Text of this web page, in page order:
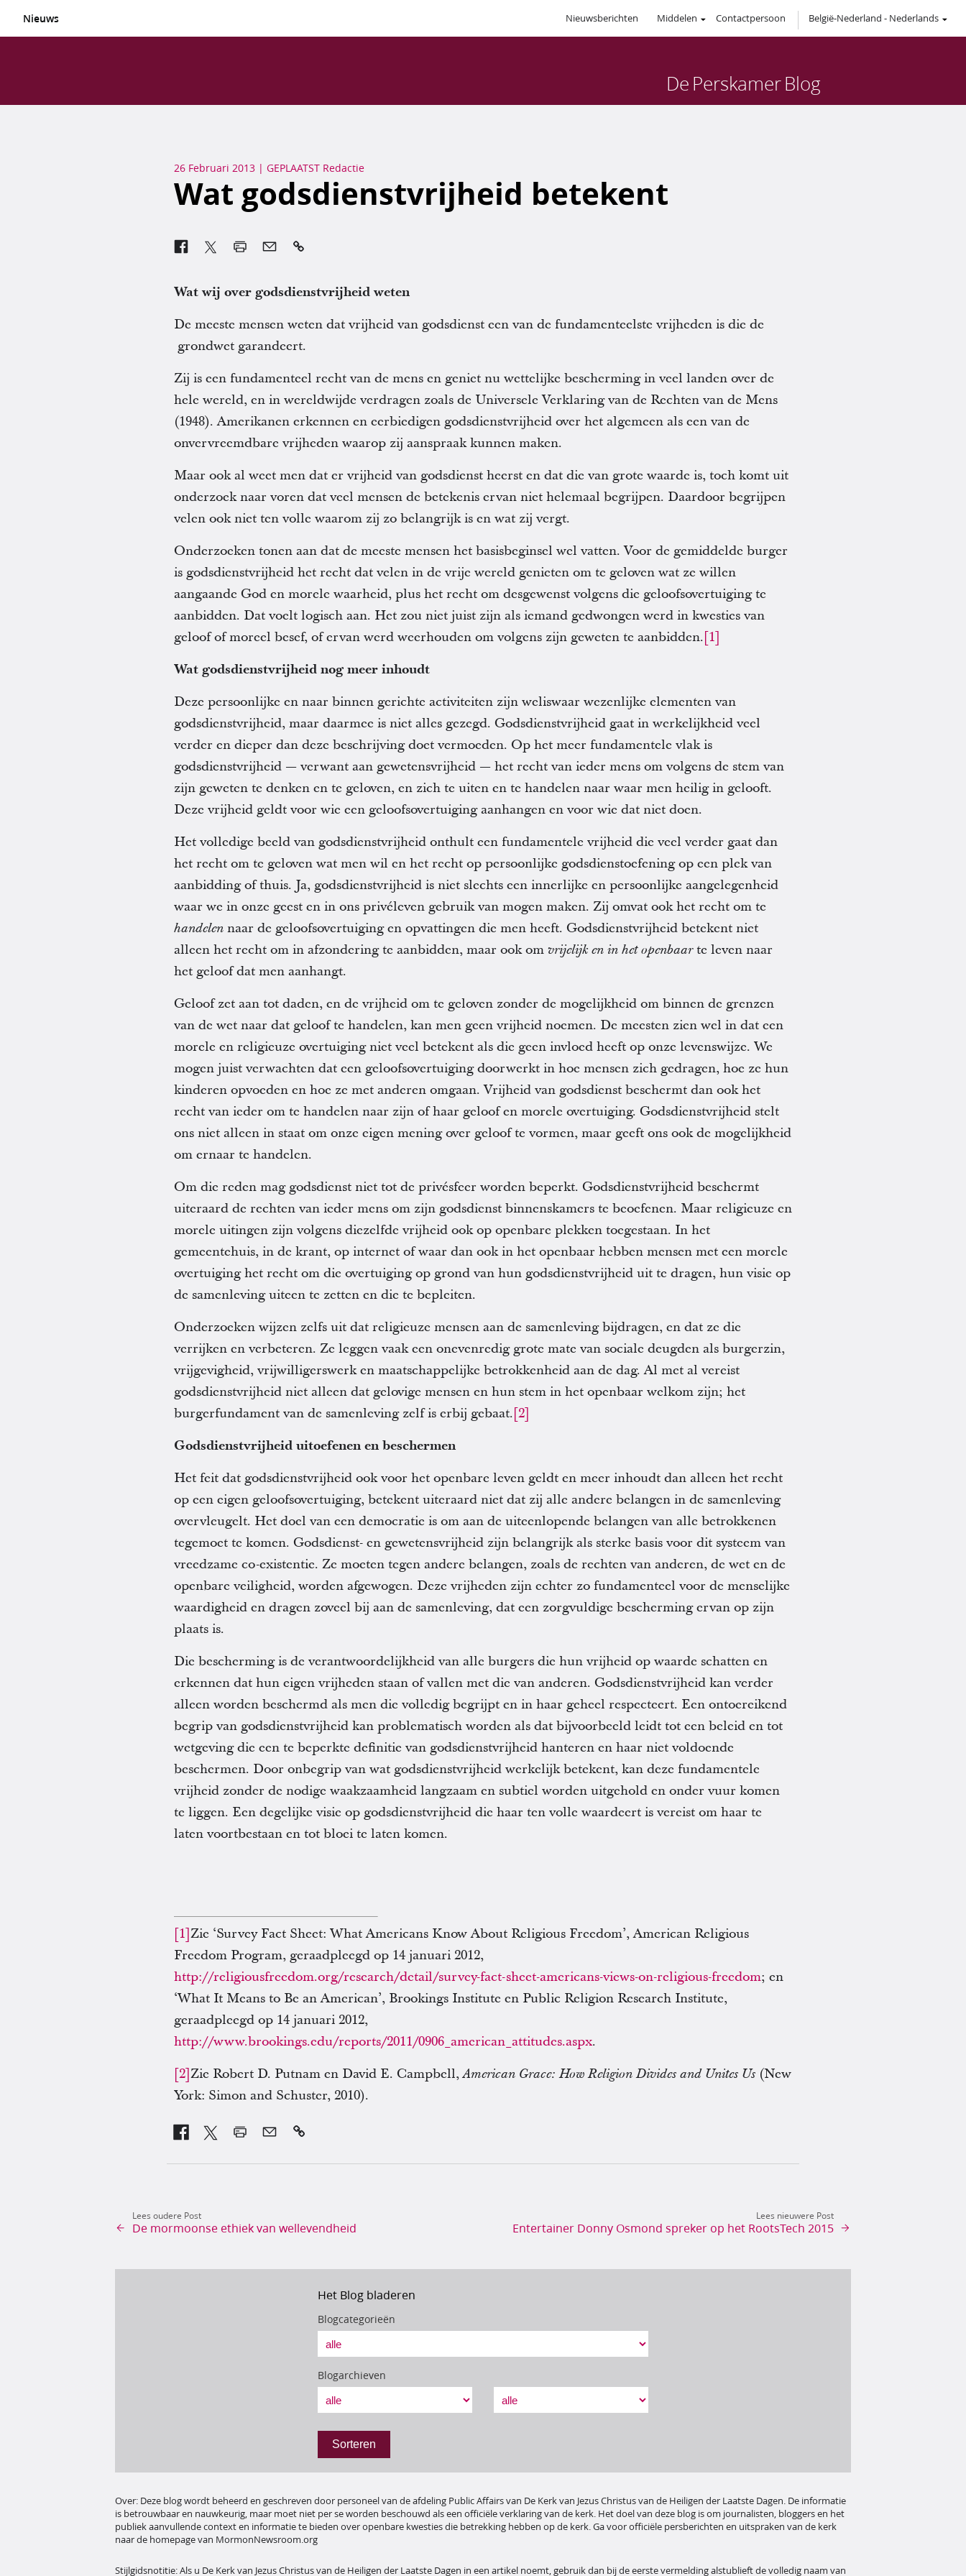
Nieuws Nieuwsberichten Middelen Contactpersoon België-Nederland - Nederlands
DePerskamerBlog
26 Februari 2013| GEPLAATST Redactie
Wat godsdienstvrijheid betekent

Wat wij over godsdienstvrijheid weten
De meeste mensen weten dat vrijheid van godsdienst een van de fundamenteelste vrijheden is die de
grondwet garandeert.
Zij is een fundamenteel recht van de mens en geniet nu wettelijke bescherming in veel landen over de
hele wereld, en in wereldwijde verdragen zoals de Universele Verklaring van de Rechten van de Mens
(1948). Amerikanen erkennen en eerbiedigen godsdienstvrijheid over het algemeen als een van de
onvervreemdbare vrijheden waarop zij aanspraak kunnen maken.
Maar ook al weet men dat er vrijheid van godsdienst heerst en dat die van grote waarde is, toch komt uit
onderzoek naar voren dat veel mensen de betekenis ervan niet helemaal begrijpen. Daardoor begrijpen
velen ook niet ten volle waarom zij zo belangrijk is en wat zij vergt.
Onderzoeken tonen aan dat de meeste mensen het basisbeginsel wel vatten. Voor de gemiddelde burger
is godsdienstvrijheid het recht dat velen in de vrije wereld genieten om te geloven wat ze willen
aangaande God en morele waarheid, plus het recht om desgewenst volgens die geloofsovertuiging te
aanbidden. Dat voelt logisch aan. Het zou niet juist zijn als iemand gedwongen werd in kwesties van
geloof of moreel besef, of ervan werd weerhouden om volgens zijn geweten te aanbidden.[1]
Wat godsdienstvrijheid nog meer inhoudt
Deze persoonlijke en naar binnen gerichte activiteiten zijn weliswaar wezenlijke elementen van
godsdienstvrijheid, maar daarmee is niet alles gezegd. Godsdienstvrijheid gaat in werkelijkheid veel
verder en dieper dan deze beschrijving doet vermoeden. Op het meer fundamentele vlak is
godsdienstvrijheid — verwant aan gewetensvrijheid — het recht van ieder mens om volgens de stem van
zijn geweten te denken en te geloven, en zich te uiten en te handelen naar waar men heilig in gelooft.
Deze vrijheid geldt voor wie een geloofsovertuiging aanhangen en voor wie dat niet doen.
Het volledige beeld van godsdienstvrijheid onthult een fundamentele vrijheid die veel verder gaat dan
het recht om te geloven wat men wil en het recht op persoonlijke godsdienstoefening op een plek van
aanbidding of thuis. Ja, godsdienstvrijheid is niet slechts een innerlijke en persoonlijke aangelegenheid
waar we in onze geest en in ons privéleven gebruik van mogen maken. Zij omvat ook het recht om te
handelennaar de geloofsovertuiging en opvattingen die men heeft. Godsdienstvrijheid betekent niet
alleen het recht om in afzondering te aanbidden, maar ook om vrijelijk en in het openbaarte leven naar
het geloof dat men aanhangt.
Geloof zet aan tot daden, en de vrijheid om te geloven zonder de mogelijkheid om binnen de grenzen
van de wet naar dat geloof te handelen, kan men geen vrijheid noemen. De meesten zien wel in dat een
morele en religieuze overtuiging niet veel betekent als die geen invloed heeft op onze levenswijze. We
mogen juist verwachten dat een geloofsovertuiging doorwerkt in hoe mensen zich gedragen, hoe ze hun
kinderen opvoeden en hoe ze met anderen omgaan. Vrijheid van godsdienst beschermt dan ook het
recht van ieder om te handelen naar zijn of haar geloof en morele overtuiging. Godsdienstvrijheid stelt
ons niet alleen in staat om onze eigen mening over geloof te vormen, maar geeft ons ook de mogelijkheid
om ernaar te handelen.
Om die reden mag godsdienst niet tot de privésfeer worden beperkt. Godsdienstvrijheid beschermt
uiteraard de rechten van ieder mens om zijn godsdienst binnenskamers te beoefenen. Maar religieuze en
morele uitingen zijn volgens diezelfde vrijheid ook op openbare plekken toegestaan. In het
gemeentehuis, in de krant, op internet of waar dan ook in het openbaar hebben mensen met een morele
overtuiging het recht om die overtuiging op grond van hun godsdienstvrijheid uit te dragen, hun visie op
de samenleving uiteen te zetten en die te bepleiten.
Onderzoeken wijzen zelfs uit dat religieuze mensen aan de samenleving bijdragen, en dat ze die
verrijken en verbeteren. Ze leggen vaak een onevenredig grote mate van sociale deugden als burgerzin,
vrijgevigheid, vrijwilligerswerk en maatschappelijke betrokkenheid aan de dag. Al met al vereist
godsdienstvrijheid niet alleen dat gelovige mensen en hun stem in het openbaar welkom zijn; het
burgerfundament van de samenleving zelf is erbij gebaat.[2]
Godsdienstvrijheid uitoefenen en beschermen
Het feit dat godsdienstvrijheid ook voor het openbare leven geldt en meer inhoudt dan alleen het recht
op een eigen geloofsovertuiging, betekent uiteraard niet dat zij alle andere belangen in de samenleving
overvleugelt. Het doel van een democratie is om aan de uiteenlopende belangen van alle betrokkenen
tegemoet te komen. Godsdienst- en gewetensvrijheid zijn belangrijk als sterke basis voor dit systeem van
vreedzame co-existentie. Ze moeten tegen andere belangen, zoals de rechten van anderen, de wet en de
openbare veiligheid, worden afgewogen. Deze vrijheden zijn echter zo fundamenteel voor de menselijke
waardigheid en dragen zoveel bij aan de samenleving, dat een zorgvuldige bescherming ervan op zijn
plaats is.
Die bescherming is de verantwoordelijkheid van alle burgers die hun vrijheid op waarde schatten en
erkennen dat hun eigen vrijheden staan of vallen met die van anderen. Godsdienstvrijheid kan verder
alleen worden beschermd als men die volledig begrijpt en in haar geheel respecteert. Een ontoereikend
begrip van godsdienstvrijheid kan problematisch worden als dat bijvoorbeeld leidt tot een beleid en tot
wetgeving die een te beperkte definitie van godsdienstvrijheid hanteren en haar niet voldoende
beschermen. Door onbegrip van wat godsdienstvrijheid werkelijk betekent, kan deze fundamentele
vrijheid zonder de nodige waakzaamheid langzaam en subtiel worden uitgehold en onder vuur komen
te liggen. Een degelijke visie op godsdienstvrijheid die haar ten volle waardeert is vereist om haar te
laten voortbestaan en tot bloei te laten komen.
[1]Zie ‘Survey Fact Sheet: What Americans Know About Religious Freedom’, American Religious
Freedom Program, geraadpleegd op 14 januari 2012,
http://religiousfreedom.org/research/detail/survey-fact-sheet-americans-views-on-religious-freedom; en
‘What It Means to Be an American’, Brookings Institute en Public Religion Research Institute,
geraadpleegd op 14 januari 2012,
http://www.brookings.edu/reports/2011/0906_american_attitudes.aspx.
[2]Zie Robert D. Putnam en David E. Campbell,American Grace: How Religion Divides and Unites Us(New
York: Simon and Schuster, 2010).

Lees oudere Post
De mormoonse ethiek van wellevendheid
Lees nieuwere Post
Entertainer Donny Osmond spreker op het RootsTech 2015
Het Blog bladeren
Blogcategorieën
Blogarchieven
Sorteren
Over: Deze blog wordt beheerd en geschreven door personeel van de afdeling Public Affairs van De Kerk van Jezus Christus van de Heiligen der Laatste Dagen. De informatie
is betrouwbaar en nauwkeurig, maar moet niet per se worden beschouwd als een officiële verklaring van de kerk. Het doel van deze blog is om journalisten, bloggers en het
publiek aanvullende context en informatie te bieden over openbare kwesties die betrekking hebben op de kerk. Ga voor officiële persberichten en uitspraken van de kerk
naar de homepage van MormonNewsroom.org
Stijlgidsnotitie:Als u De Kerk van Jezus Christus van de Heiligen der Laatste Dagen in een artikel noemt, gebruik dan bij de eerste vermelding alstublieft de volledig naam van